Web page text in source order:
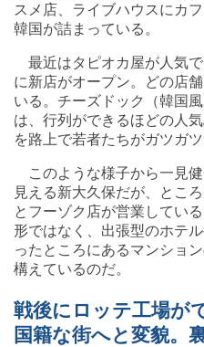
スメ店、ライブハウスにカ
韓国が詰まっている。
最近はタピオカ屋が人気
に新店がオープン。どの店
いる。チーズドック（韓国
は、行列ができるほどの人
を路上で若者たちがガツガ
このような様子から一見
見える新大久保だが、とこ
とフーゾク店が営業してい
形ではなく、出張型のホテ
ったところにあるマンショ
構えているのだ。
戦後にロッテ工場が
国籍な街へと変貌。